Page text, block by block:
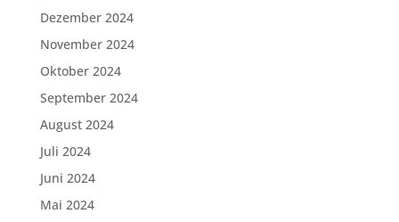
Dezember 2024
November 2024
Oktober 2024
September 2024
August 2024
Juli 2024
Juni 2024
Mai 2024